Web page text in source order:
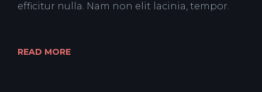
efficitur nulla. Nam non elit lacinia, tempor.
READ MORE